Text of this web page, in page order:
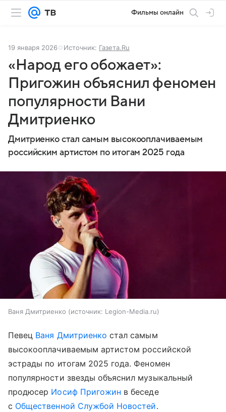
Фильмы онлайн
19 января 2026 Источник: Газета.Ru
«Народ его обожает»:
Пригожин объяснил феномен
популярности Вани
Дмитриенко
Дмитриенко стал самым высокооплачиваемым
российским артистом по итогам 2025 года
Ваня Дмитриенко источник: Legion-Media.ru
Певец Ваня Дмитриенко стал самым
высокооплачиваемым артистом российской
эстрады по итогам 2025 года. Феномен
популярности звезды объяснил музыкальный
продюсер Иосиф Пригожин в беседе
с Общественной Службой Новостей.